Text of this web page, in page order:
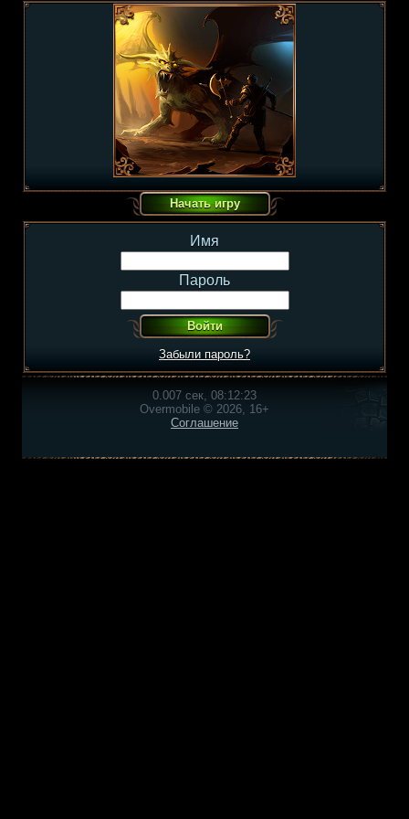
Имя
Пароль
Забыли пароль?
0.007 сек, 08:12:23
Overmobile © 2026, 16+
Соглашение